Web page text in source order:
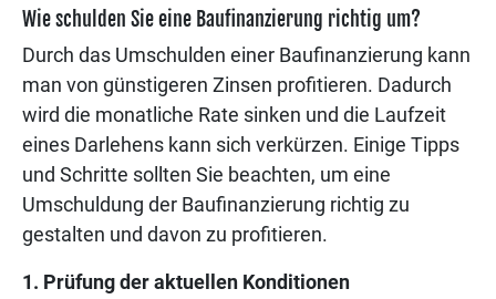
Wie schulden Sie eine Baufinanzierung richtig um?
Durch das Umschulden einer Baufinanzierung kann
man von günstigeren Zinsen profitieren. Dadurch
wird die monatliche Rate sinken und die Laufzeit
eines Darlehens kann sich verkürzen. Einige Tipps
und Schritte sollten Sie beachten, um eine
Umschuldung der Baufinanzierung richtig zu
gestalten und davon zu profitieren.
1. Prüfung der aktuellen Konditionen